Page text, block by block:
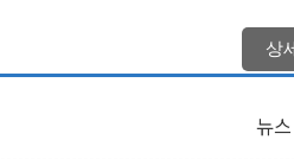
[속보] 민주, 인천 경
[속보] 민주, 제주 경선
美, 이란전 출구전략
상
뉴